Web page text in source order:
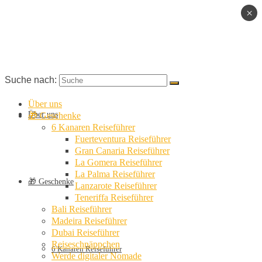
Über uns
🎁 Geschenke
6 Kanaren Reiseführer
Suche nach:
Über uns
🎁 Geschenke
6 Kanaren Reiseführer
Fuerteventura Reiseführer
Gran Canaria Reiseführer
La Gomera Reiseführer
La Palma Reiseführer
Lanzarote Reiseführer
Teneriffa Reiseführer
Bali Reiseführer
Madeira Reiseführer
Dubai Reiseführer
Reiseschnäppchen
Werde digitaler Nomade
×